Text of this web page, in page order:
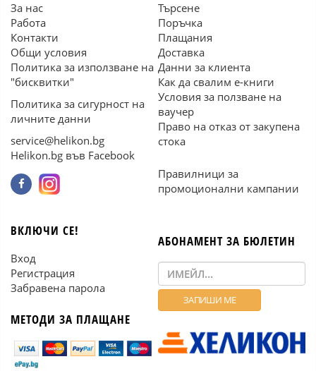
За нас
Работа
Контакти
Общи условия
Политика за използване на
"бисквитки"
Политика за сигурност на
личните данни
service@helikon.bg
Helikon.bg във Facebook
Търсене
Поръчка
Плащания
Доставка
Данни за клиента
Как да свалим е-книги
Условия за ползване на
ваучер
Право на отказ от закупена
стока
Правилници за
промоционални кампании
ВКЛЮЧИ СЕ!
Вход
Регистрация
Забравена парола
МЕТОДИ ЗА ПЛАЩАНЕ
АБОНАМЕНТ ЗА БЮЛЕТИН